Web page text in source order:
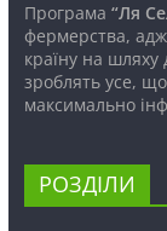
Програма “Ля
фермерства,
країну на шляху
зроблять усе,
максимально
РОЗДІЛИ